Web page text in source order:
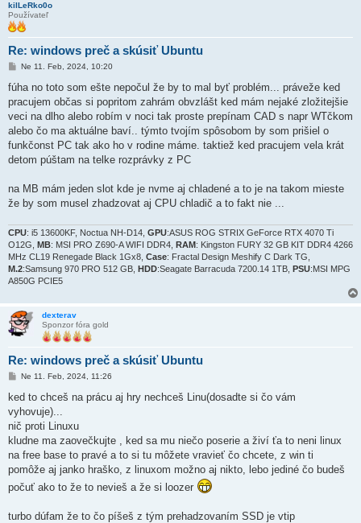
kilLeRko0o
Používateľ
Re: windows preč a skúsiť Ubuntu
P
í
p
e
o
k
Ne 11. Feb, 2024, 10:20
fúha no toto som ešte nepočul že by to mal byť problém... práveže ked
pracujem občas si popritom zahrám obvzlášt ked mám nejaké zložitejšie
veci na dlho alebo robím v noci tak proste prepínam CAD s napr WTčkom
alebo čo ma aktuálne baví.. týmto tvojím spôsobom by som prišiel o
funkčonst PC tak ako ho v rodine máme. taktiež ked pracujem vela krát
detom púštam na telke rozprávky z PC
na MB mám jeden slot kde je nvme aj chladené a to je na takom mieste
že by som musel zhadzovat aj CPU chladič a to fakt nie ...
CPU: i5 13600KF, Noctua NH-D14, GPU:ASUS ROG STRIX GeForce RTX 4070 Ti
O12G, MB: MSI PRO Z690-A WIFI DDR4, RAM : Kingston FURY 32 GB KIT DDR4 4266
MHz CL19 Renegade Black 1Gx8, Case: Fractal Design Meshify C Dark TG,
M.2:Samsung 970 PRO 512 GB, HDD:Seagate Barracuda 7200.14 1TB, PSU:MSI MPG
A850G PCIE5
dexterav
Sponzor fóra gold
Re: windows preč a skúsiť Ubuntu
P
í
p
e
o
k
Ne 11. Feb, 2024, 11:26
ked to chceš na prácu aj hry nechceš Linu(dosadte si čo vám
vyhovuje)...
nič proti Linuxu
kludne ma zaovečkujte , ked sa mu niečo poserie a živí ťa to neni linux
na free base to pravé a to si tu môžete vravieť čo chcete, z win ti
pomôže aj janko hraško, z linuxom možno aj nikto, lebo jediné čo budeš
počuť ako to že to nevieš a že si loozer
turbo dúfam že to čo píšeš z tým prehadzovaním SSD je vtip